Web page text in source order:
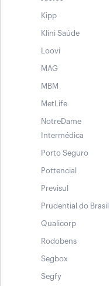
Kipp
Klini Saúde
Loovi
MAG
MBM
MetLife
NotreDame
Intermédica
Porto Seguro
Pottencial
Previsul
Prudential do Brasil
Qualicorp
Rodobens
Segbox
Segfy